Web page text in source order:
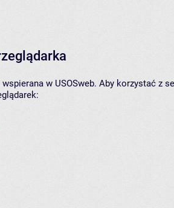
w USOSweb. Aby korzystać z